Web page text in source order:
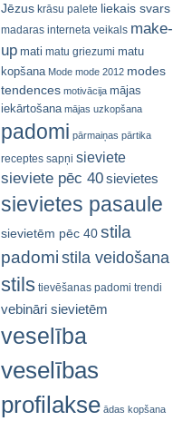
Jēzus krāsu palete liekais svars
madaras interneta veikals make-
up mati matu griezumi matu
kopšana Mode mode 2012 modes
tendences motivācija mājas
iekārtošana mājas uzkopšana
padomi pārmaiņas pārtika
receptes sapņi sieviete
sieviete pēc 40sievietes
sievietes pasaule
sievietēm pēc 40stila
padomistila veidošana
stils tievēšanas padomi trendi
vebināri sievietēm
veselība
veselības
profilakse ādas kopšana